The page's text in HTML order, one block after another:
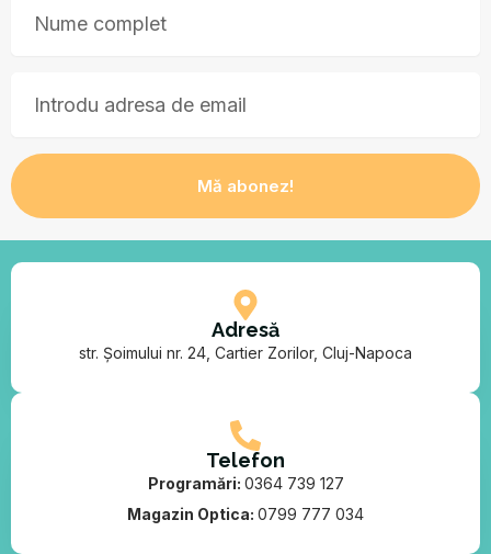
Mă abonez!
Adresă
str. Șoimului nr. 24, Cartier Zorilor, Cluj-Napoca
Telefon
Programări: 0364 739 127
Magazin Optica: 0799 777 034